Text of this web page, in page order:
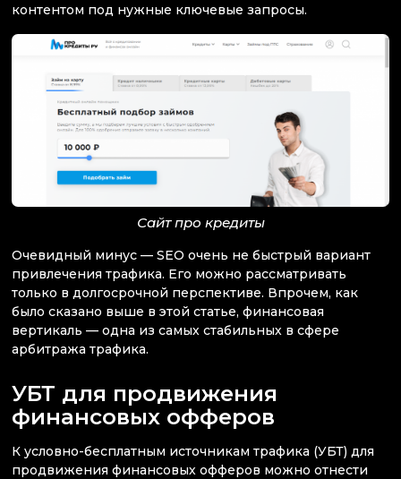
контентом под нужные ключевые запросы.
Сайт про кредиты
Очевидный минус — SEO очень не быстрый вариант
привлечения трафика. Его можно рассматривать
только в долгосрочной перспективе. Впрочем, как
было сказано выше в этой статье, финансовая
вертикаль — одна из самых стабильных в сфере
арбитража трафика.
УБТ для продвижения
финансовых офферов
К условно-бесплатным источникам трафика (УБТ) для
продвижения финансовых офферов можно отнести